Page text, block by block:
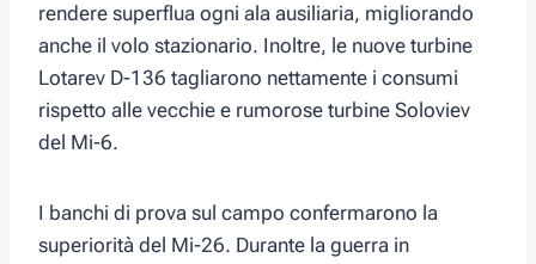
rendere superflua ogni ala ausiliaria, migliorando
anche il volo stazionario. Inoltre, le nuove turbine
Lotarev D-136 tagliarono nettamente i consumi
rispetto alle vecchie e rumorose turbine Soloviev
del Mi-6.
I banchi di prova sul campo confermarono la
superiorità del Mi-26. Durante la guerra in